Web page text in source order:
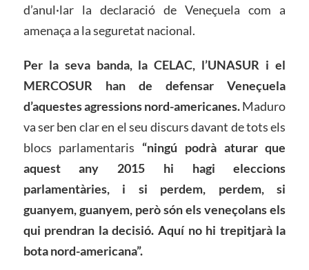
d’anul·lar la declaració de Veneçuela com a
amenaça a la seguretat nacional.
Per la seva banda, la CELAC, l’UNASUR i el
MERCOSUR han de defensar Veneçuela
d’aquestes agressions nord-americanes.Maduro
va ser ben clar en el seu discurs davant de tots els
blocs parlamentaris “ningú podrà aturar que
aquest any 2015 hi hagi eleccions
parlamentàries, i si perdem, perdem, si
guanyem, guanyem, però són els veneçolans els
qui prendran la decisió. Aquí no hi trepitjarà la
bota nord-americana”.